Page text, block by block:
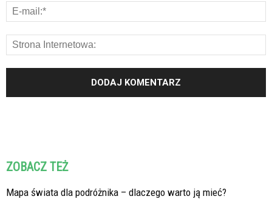
ZOBACZ TEŻ
Mapa świata dla podróżnika – dlaczego warto ją mieć?